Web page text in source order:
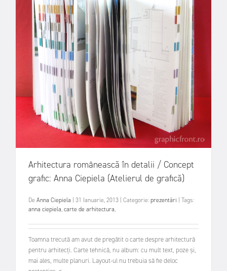
Arhitectura românească în detalii / Concept
grafic: Anna Ciepiela (Atelierul de grafică)
De Anna Ciepiela 31 Ianuarie, 2013 Categorie:prezentări
Tags:
anna ciepiela,carte de arhitectura,
Toamna trecută am avut de pregătit o carte despre arhitectură
pentru arhitecți. Carte tehnică, nu album: cu mult text, poze și,
mai ales, multe planuri. Layout-ul nu trebuia să fie deloc